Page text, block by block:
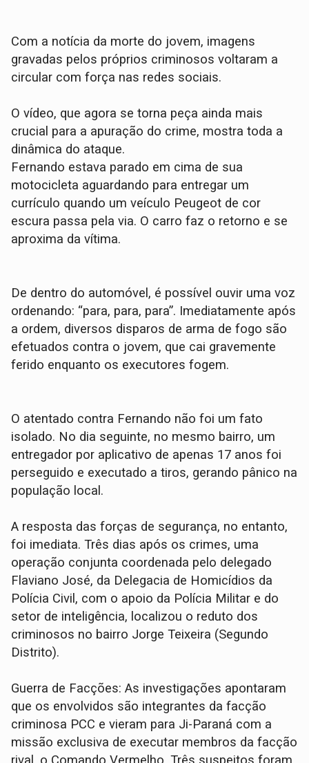
​Com a notícia da morte do jovem, imagens
gravadas pelos próprios criminosos voltaram a
circular com força nas redes sociais.
O vídeo, que agora se torna peça ainda mais
crucial para a apuração do crime, mostra toda a
dinâmica do ataque.
​Fernando estava parado em cima de sua
motocicleta aguardando para entregar um
currículo quando um veículo Peugeot de cor
escura passa pela via. O carro faz o retorno e se
aproxima da vítima.
De dentro do automóvel, é possível ouvir uma voz
ordenando: “para, para, para”. Imediatamente após
a ordem, diversos disparos de arma de fogo são
efetuados contra o jovem, que cai gravemente
ferido enquanto os executores fogem.
​O atentado contra Fernando não foi um fato
isolado. No dia seguinte, no mesmo bairro, um
entregador por aplicativo de apenas 17 anos foi
perseguido e executado a tiros, gerando pânico na
população local.
​A resposta das forças de segurança, no entanto,
foi imediata. Três dias após os crimes, uma
operação conjunta coordenada pelo delegado
Flaviano José, da Delegacia de Homicídios da
Polícia Civil, com o apoio da Polícia Militar e do
setor de inteligência, localizou o reduto dos
criminosos no bairro Jorge Teixeira (Segundo
Distrito).
​Guerra de Facções: As investigações apontaram
que os envolvidos são integrantes da facção
criminosa PCC e vieram para Ji-Paraná com a
missão exclusiva de executar membros da facção